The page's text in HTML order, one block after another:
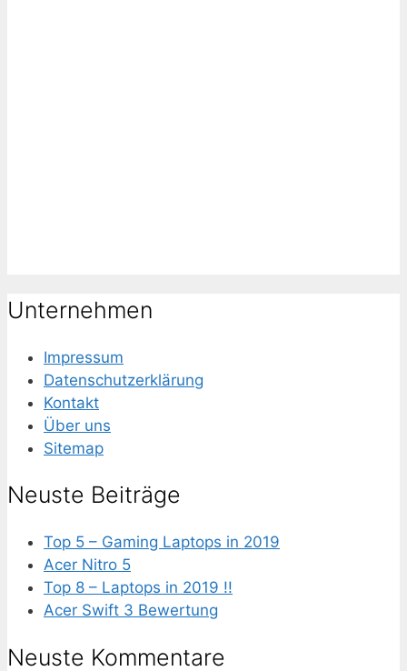
Unternehmen
Impressum
Datenschutzerklärung
Kontakt
Über uns
Sitemap
Neuste Beiträge
Top 5 – Gaming Laptops in 2019
Acer Nitro 5
Top 8 – Laptops in 2019 !!
Acer Swift 3 Bewertung
Neuste Kommentare